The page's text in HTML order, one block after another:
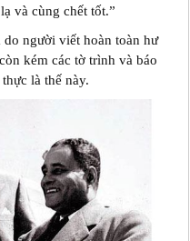
và cùng chết tốt.”
người viết hoàn toàn hư
kém các tờ trình và báo
là thế này.